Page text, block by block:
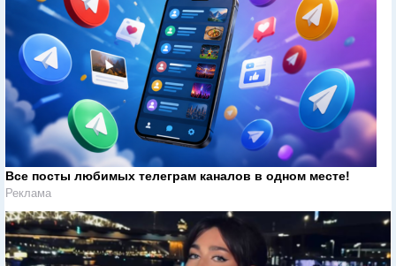
Все посты любимых телеграм каналов в одном месте!
Реклама